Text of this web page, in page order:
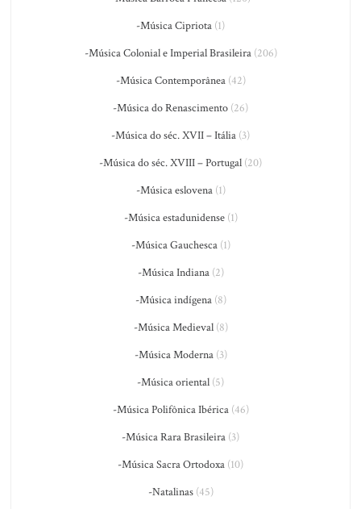
-Música Cipriota (1)
-Música Colonial e Imperial Brasileira(206)
-Música Contemporânea(42)
-Música do Renascimento (26)
-Música do séc. XVII – Itália (3)
-Música do séc. XVIII – Portugal (20)
-Música eslovena(1)
-Música estadunidense(1)
-Música Gauchesca(1)
-Música Indiana(2)
-Música indígena(8)
-Música Medieval(8)
-Música Moderna(3)
-Música oriental (5)
-Música Polifônica Ibérica(46)
-Música Rara Brasileira (3)
-Música Sacra Ortodoxa (10)
-Natalinas(45)